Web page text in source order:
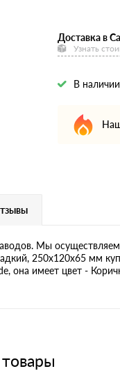
Доставка в
Узнать
В наличии
Мы
250х120х65 мм
она имеет цвет -